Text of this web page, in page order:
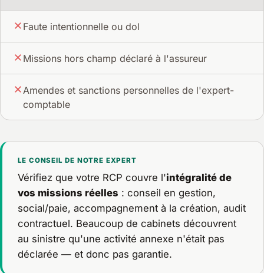
Faute intentionnelle ou dol
Missions hors champ déclaré à l'assureur
Amendes et sanctions personnelles de l'expert-
comptable
LE CONSEIL DE NOTRE EXPERT
Vérifiez que votre RCP couvre l'intégralité de
vos missions réelles : conseil en gestion,
social/paie, accompagnement à la création, audit
contractuel. Beaucoup de cabinets découvrent
au sinistre qu'une activité annexe n'était pas
déclarée — et donc pas garantie.